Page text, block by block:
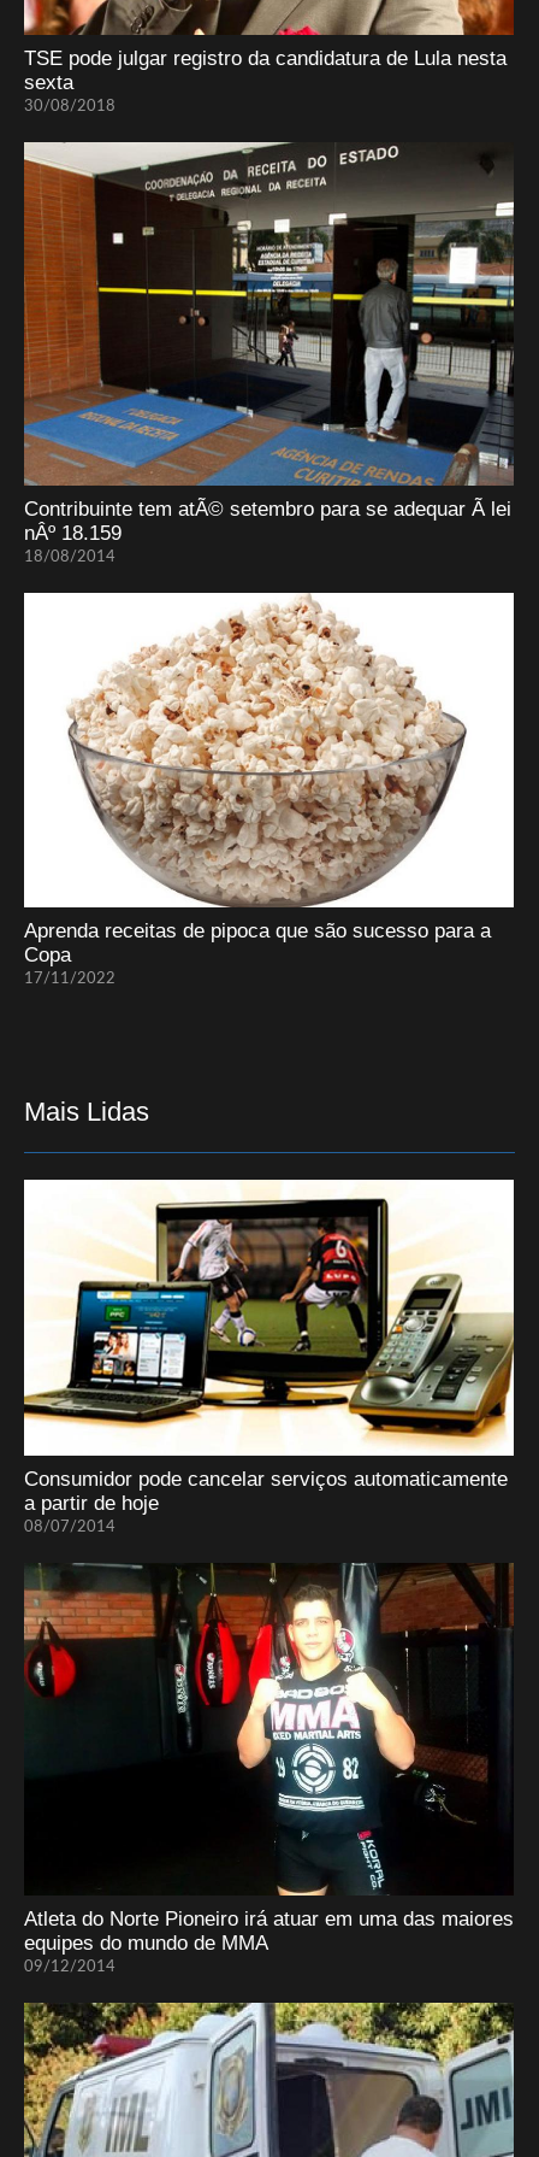
TSE pode julgar registro da candidatura de Lula nesta
sexta
30/08/2018
Contribuinte tem atÃ© setembro para se adequar Ã lei
nÂº 18.159
18/08/2014
Aprenda receitas de pipoca que são sucesso para a
Copa
17/11/2022
Mais Lidas
Consumidor pode cancelar serviços automaticamente
a partir de hoje
08/07/2014
Atleta do Norte Pioneiro irá atuar em uma das maiores
equipes do mundo de MMA
09/12/2014